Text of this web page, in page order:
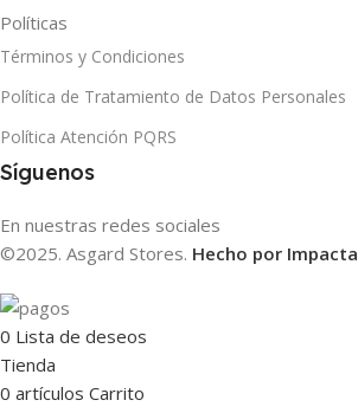
Políticas
Términos y Condiciones
Política de Tratamiento de Datos Personales
Política Atención PQRS
Síguenos
En nuestras redes sociales
©2025. Asgard Stores. Hecho por Impacta
0 Lista de deseos
Tienda
0 artículos Carrito